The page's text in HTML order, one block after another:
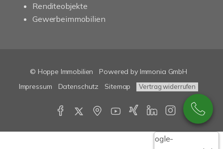
Renditeobjekte
Gewerbeimmobilien
© Hoppe Immobilien
Powered by Immonia GmbH
Impressum
Datenschutz Sitemap Vertrag widerrufen
Google-